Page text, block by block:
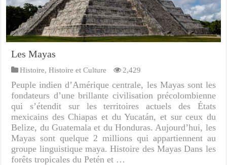
Les Mayas
Histoire,Histoire et Culture 2,429
Peuple indien d’Amérique centrale, les Mayas sont les
fondateurs d’une brillante civilisation précolombienne
qui s’étendit sur les territoires actuels des États
mexicains des Chiapas et du Yucatán, et sur ceux du
Belize, du Guatemala et du Honduras. Aujourd’hui, les
Mayas sont quelque 2 millions qui appartiennent au
groupe linguistique maya. Histoire des Mayas Dans les
forêts tropicales du Petén et …